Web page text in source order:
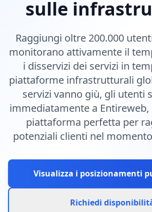
sulle
Raggiungi oltre 200.000
monitorano attivamente il
i disservizi dei servizi in
piattaforme infrastrutturali
servizi vanno giù, gli utenti
immediatamente a
piattaforma perfetta per
potenziali clienti nel
Visualizza i posizionamenti
Richiedi